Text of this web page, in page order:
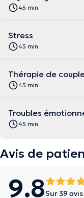
45 min
Stress
45 min
Thérapie de
45 min
Troubles
45 min
Avis de
9.8Sur 39 avis